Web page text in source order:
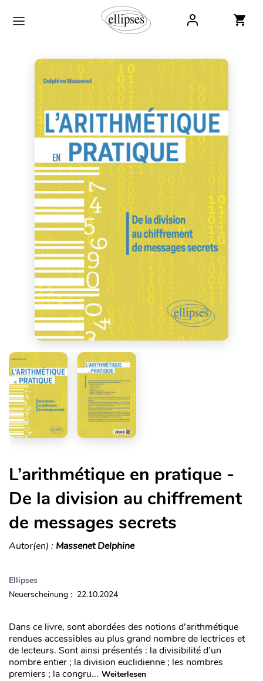
L’arithmétique en pratique -
De la division au chiffrement
de messages secrets
Autor(en) : Massenet Delphine
Ellipses
Neuerscheinung : 22.10.2024
Dans ce livre, sont abordées des notions d’arithmétique
rendues accessibles au plus grand nombre de lectrices et
de lecteurs. Sont ainsi présentés : la divisibilité d’un
nombre entier ; la division euclidienne ; les nombres
premiers ; la congru... Weiterlesen